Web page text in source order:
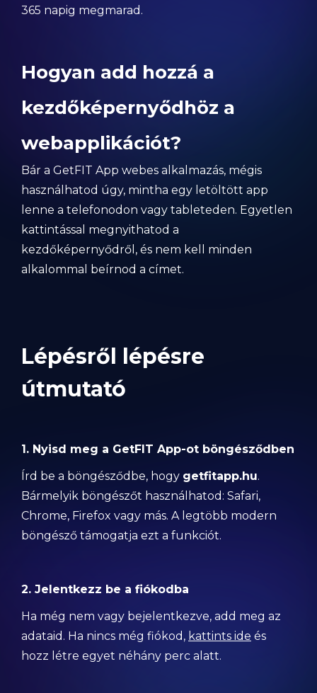
365 napig megmarad.
Hogyan add hozzá a
kezdőképernyődhöz a
webapplikációt?
Bár a GetFIT App webes alkalmazás, mégis
használhatod úgy, mintha egy letöltött app
lenne a telefonodon vagy tableteden. Egyetlen
kattintással megnyithatod a
kezdőképernyődről, és nem kell minden
alkalommal beírnod a címet.
Lépésről lépésre
útmutató
1. Nyisd meg a GetFIT App-ot böngésződben
Írd be a böngésződbe, hogy getfitapp.hu.
Bármelyik böngészőt használhatod: Safari,
Chrome, Firefox vagy más. A legtöbb modern
böngésző támogatja ezt a funkciót.
2. Jelentkezz be a fiókodba
Ha még nem vagy bejelentkezve, add meg az
adataid. Ha nincs még fiókod, kattints ide és
hozz létre egyet néhány perc alatt.